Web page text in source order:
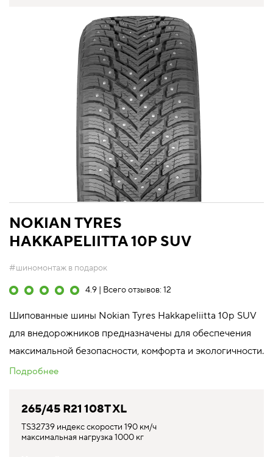
NOKIAN TYRES
HAKKAPELIITTA 10P SUV
#шиномонтаж в подарок
4.9 | Всего отзывов: 12
Шипованные шины Nokian Tyres Hakkapeliitta 10p SUV
для внедорожников предназначены для обеспечения
максимальной безопасности, комфорта и экологичности.
Подробнее
265/45 R21 108T XL
TS32739 индекс скорости 190 км/ч
максимальная нагрузка 1000 кг